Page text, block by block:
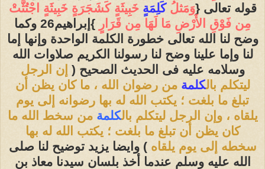
قوله تعالى {وَمَثلُكَلِمَةٍ خَبِيثَةٍ كَشَجَرَةٍ خَبِيثَةٍ اجْتُثَّتْ
مِن فَوْقِ الأَرْضِ مَا لَهَا مِن قَرَارٍ
}إبراهيم26 وكما
وضح لنا الله تعالى خطورة الكلمة الواحدة وإنها إما
لنا وإما علينا وضح لنا رسولنا الكريم صلاوات الله
وسلامه عليه فى الحديث الصحيح ( إن الرجل
ليتكلم بالكلمة من رضوان الله ، ما كان يظن أن
تبلغ ما بلغت ؛ يكتب الله له بها رضوانه إلى يوم
يلقاه ، وإن الرجل ليتكلم بالكلمة من سخط الله ما
كان يظن أن تبلغ ما بلغت ؛ يكتب الله له بها
سخطه إلى يوم يلقاه ) وايضا يزيد توضيح لنا صلى
الله عليه وسلم عندما أخذ بلسان سيدنا معاذ بن